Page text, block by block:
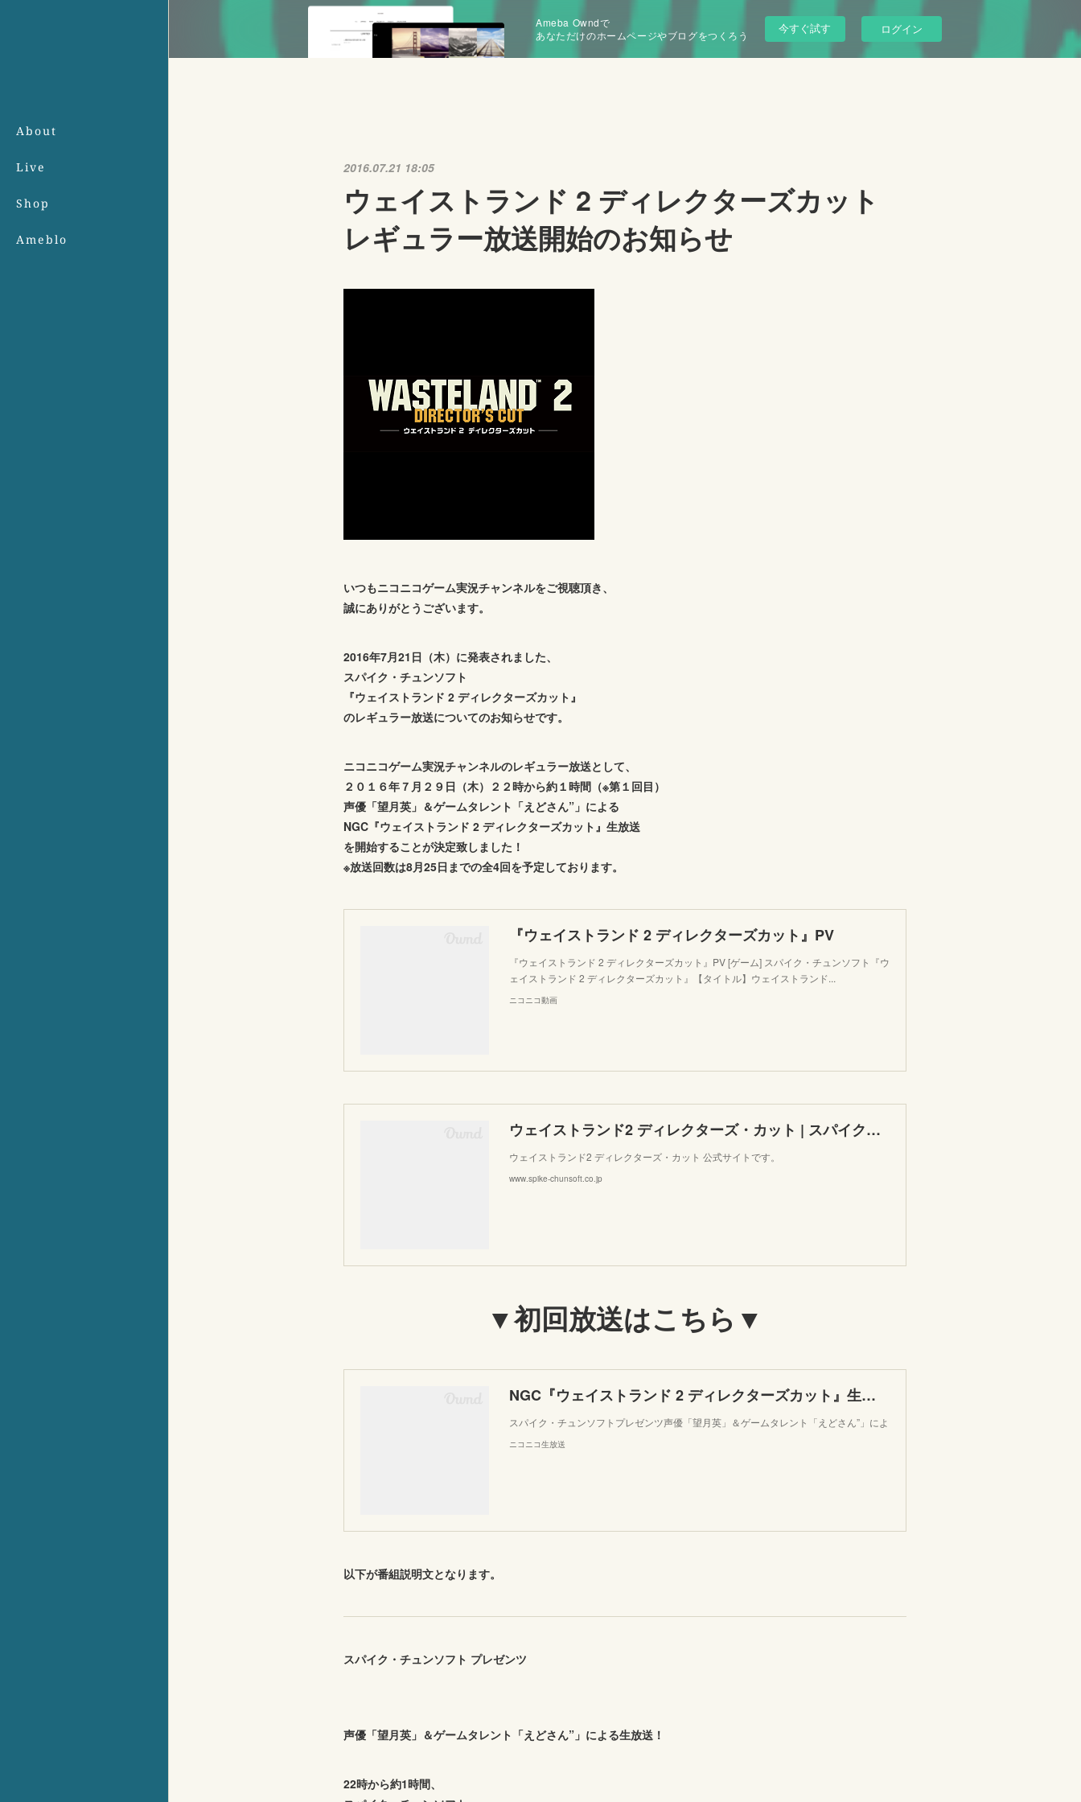
About
Live
Shop
Ameblo
Ameba Owndで
あなただけのホームページやブログをつくろう
今すぐ試す ログイン
2016.07.21 18:05
ウェイストランド 2 ディレクターズカット
レギュラー放送開始のお知らせ
いつもニコニコゲーム実況チャンネルをご視聴頂き、
誠にありがとうございます。
2016年7月21日（木）に発表されました、
スパイク・チュンソフト
『ウェイストランド 2 ディレクターズカット』
のレギュラー放送についてのお知らせです。
ニコニコゲーム実況チャンネルのレギュラー放送として、
２０１６年７月２９日（木）２２時から約１時間（※第１回目）
声優「望月英」＆ゲームタレント「えどさん”」による
NGC『ウェイストランド 2 ディレクターズカット』生放送
を開始することが決定致しました！
※放送回数は8月25日までの全4回を予定しております。
『ウェイストランド 2 ディレクターズカット』PV
『ウェイストランド 2 ディレクターズカット』PV [ゲーム] スパイク・チュンソフト『ウ
ェイストランド 2 ディレクターズカット』【タイトル】ウェイストランド...
ニコニコ動画
ウェイストランド2 ディレクターズ・カット | スパイク・チュンソフト
ウェイストランド2 ディレクターズ・カット 公式サイトです。
www.spike-chunsoft.co.jp
▼初回放送はこちら▼
NGC『ウェイストランド 2 ディレクターズカット』生放送
スパイク・チュンソフトプレゼンツ声優「望月英」＆ゲームタレント「えどさん”」によ
ニコニコ生放送
以下が番組説明文となります。
スパイク・チュンソフト プレゼンツ
声優「望月英」＆ゲームタレント「えどさん”」による生放送！
22時から約1時間、